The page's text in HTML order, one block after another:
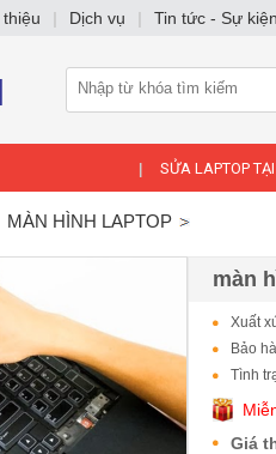
SỬA LAPTOP
MÀN HÌNH LAPTOP
màn
Xuất
Bảo
Tình
Giá
| Dịch vụ | Tin tức - Sự kiện